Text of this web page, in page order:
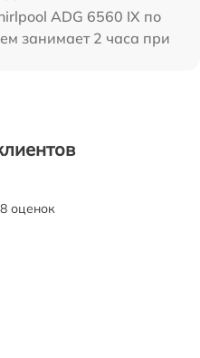
ADG 6560 IX по
занимает 2 часа при
оценок